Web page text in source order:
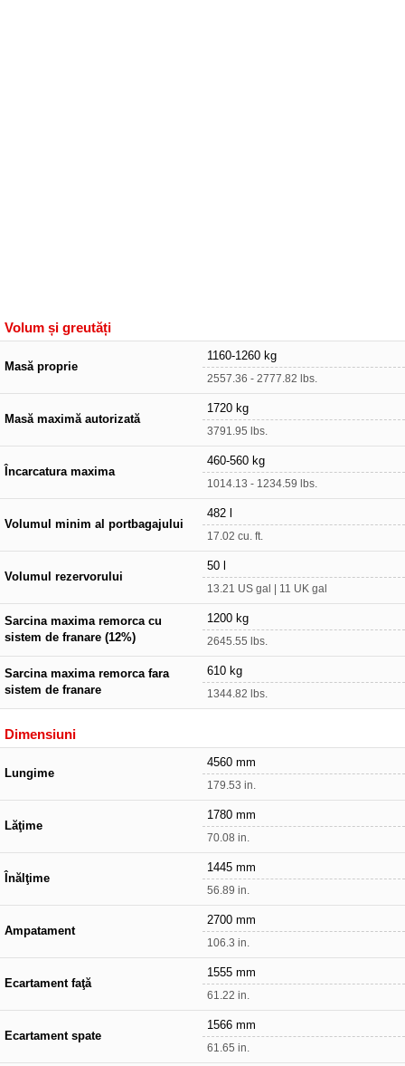
Volum și greutăți
Masă proprie
1160-1260 kg
2557.36 - 2777.82 lbs.
Masă maximă autorizată
1720 kg
3791.95 lbs.
Încarcatura maxima
460-560 kg
1014.13 - 1234.59 lbs.
Volumul minim al portbagajului
482 l
17.02 cu. ft.
Volumul rezervorului
50 l
13.21 US gal | 11 UK gal
Sarcina maxima remorca cu
sistem de franare (12%)
1200 kg
2645.55 lbs.
Sarcina maxima remorca fara
sistem de franare
610 kg
1344.82 lbs.
Dimensiuni
Lungime
4560 mm
179.53 in.
Lăţime
1780 mm
70.08 in.
Înălţime
1445 mm
56.89 in.
Ampatament
2700 mm
106.3 in.
Ecartament faţă
1555 mm
61.22 in.
Ecartament spate
1566 mm
61.65 in.